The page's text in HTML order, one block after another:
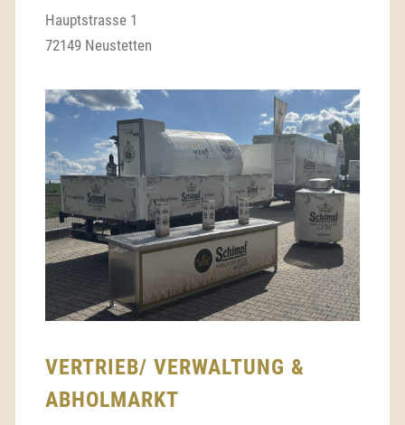
Hauptstrasse 1
72149 Neustetten
VERTRIEB/ VERWALTUNG &
ABHOLMARKT